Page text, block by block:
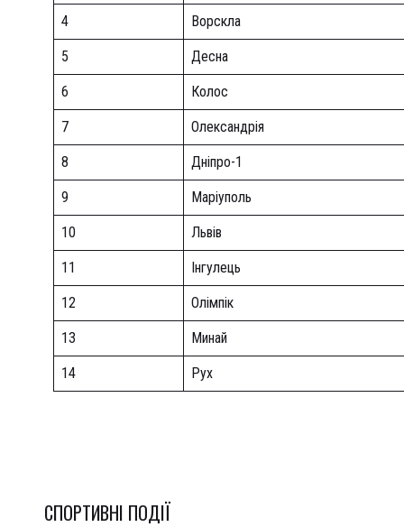
4 Ворскла
5 Десна
6 Колос
7 Олександрія
8 Дніпро-1
9 Маріуполь
10 Львів
11 Інгулець
12 Олімпік
13 Минай
14 Рух
СПОРТИВНI ПОДІЇ